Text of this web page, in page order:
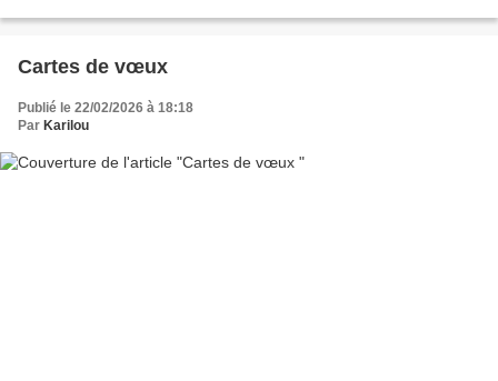
Cartes de vœux
Publié le 22/02/2026 à 18:18
Par Karilou